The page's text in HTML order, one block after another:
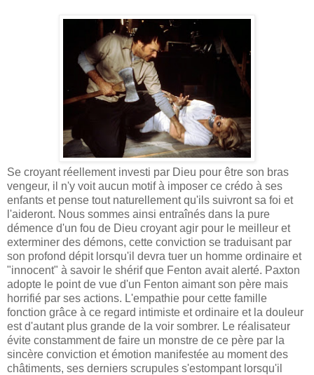
Se croyant réellement investi par Dieu pour être son bras
vengeur, il n'y voit aucun motif à imposer ce crédo à ses
enfants et pense tout naturellement qu'ils suivront sa foi et
l'aideront. Nous sommes ainsi entraînés dans la pure
démence d'un fou de Dieu croyant agir pour le meilleur et
exterminer des démons, cette conviction se traduisant par
son profond dépit lorsqu'il devra tuer un homme ordinaire et
"innocent" à savoir le shérif que Fenton avait alerté. Paxton
adopte le point de vue d'un Fenton aimant son père mais
horrifié par ses actions. L'empathie pour cette famille
fonction grâce à ce regard intimiste et ordinaire et la douleur
est d'autant plus grande de la voir sombrer. Le réalisateur
évite constamment de faire un monstre de ce père par la
sincère conviction et émotion manifestée au moment des
châtiments, ses derniers scrupules s'estompant lorsqu'il